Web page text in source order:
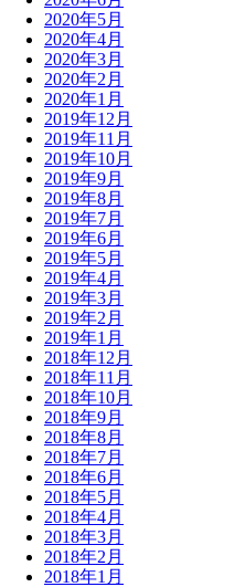
2020年5月
2020年4月
2020年3月
2020年2月
2020年1月
2019年12月
2019年11月
2019年10月
2019年9月
2019年8月
2019年7月
2019年6月
2019年5月
2019年4月
2019年3月
2019年2月
2019年1月
2018年12月
2018年11月
2018年10月
2018年9月
2018年8月
2018年7月
2018年6月
2018年5月
2018年4月
2018年3月
2018年2月
2018年1月